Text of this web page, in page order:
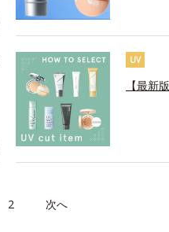
UV
【最新
2 次へ